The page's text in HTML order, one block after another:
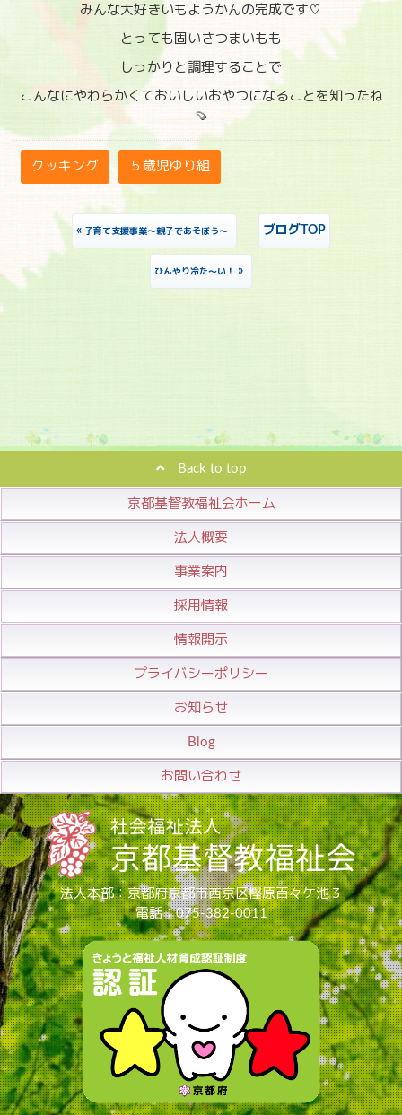
みんな大好きいもようかんの完成です♡
とっても固いさつまいもも
しっかりと調理することで
こんなにやわらかくておいしいおやつになることを知ったね
🍠
クッキング ５歳児ゆり組
« 子育て支援事業～親子であそぼう～ ブログTOP
ひんやり冷た～い！ »
Back to top
京都基督教福祉会ホーム
法人概要
事業案内
採用情報
情報開示
プライバシーポリシー
お知らせ
Blog
お問い合わせ
法人本部：京都府京都市西京区樫原百々ケ池３
電話：075-382-0011